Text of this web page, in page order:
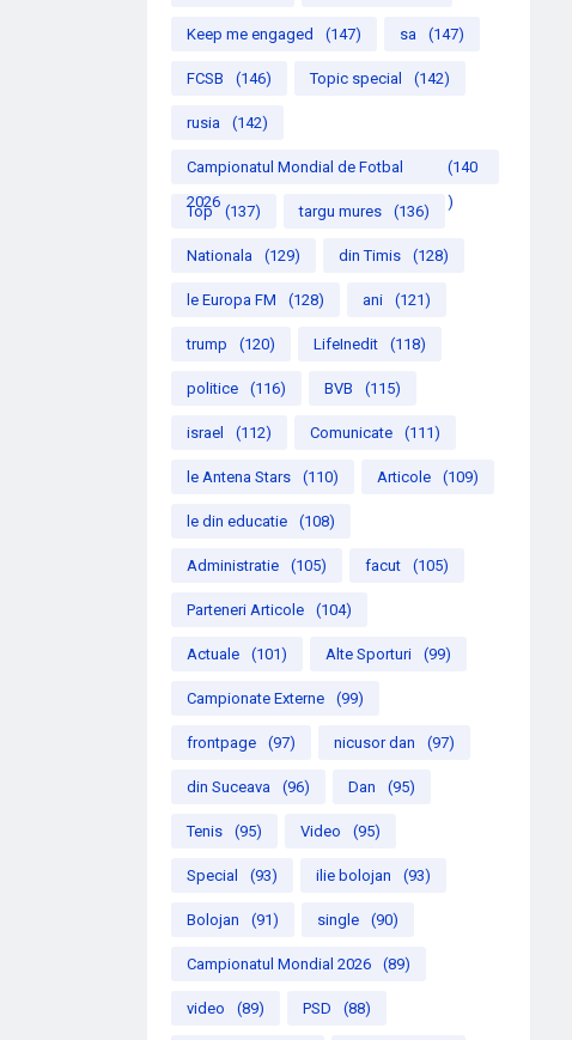
Keep me engaged (147) sa (147)
FCSB (146) Topic special (142)
rusia (142)
Campionatul Mondial de Fotbal
2026
(140
)
Top (137) targu mures (136)
Nationala (129) din Timis (128)
le Europa FM (128) ani (121)
trump (120) LifeInedit (118)
politice (116) BVB (115)
israel (112) Comunicate (111)
le Antena Stars (110) Articole (109)
le din educatie (108)
Administratie (105) facut (105)
Parteneri Articole (104)
Actuale (101) Alte Sporturi (99)
Campionate Externe (99)
frontpage (97) nicusor dan (97)
din Suceava (96) Dan (95)
Tenis (95) Video (95)
Special (93) ilie bolojan (93)
Bolojan (91) single (90)
Campionatul Mondial 2026 (89)
video (89) PSD (88)